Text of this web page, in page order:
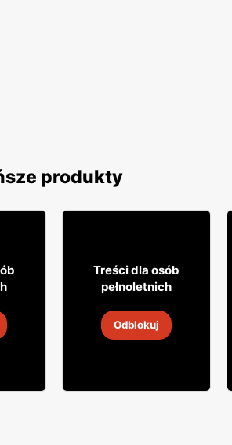
produkty
3199
Napój alkoholowy Soplica
18 sie 2026
Treści dla osób
pełnoletnich
Odblokuj